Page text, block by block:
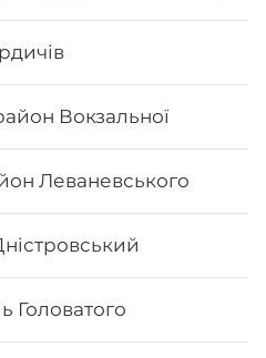
Вокзальної
Леваневського
Головатого